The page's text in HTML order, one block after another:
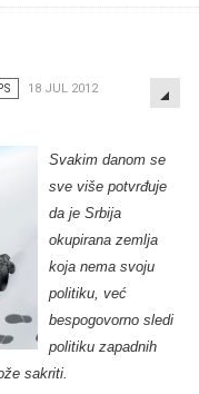
18 JUL 2012
EMPTY
Svakim danom se
sve više potvrđuje
da je Srbija
okupirana zemlja
koja nema svoju
politiku, već
bespogovorno sledi
politiku zapadnih
sakriti.